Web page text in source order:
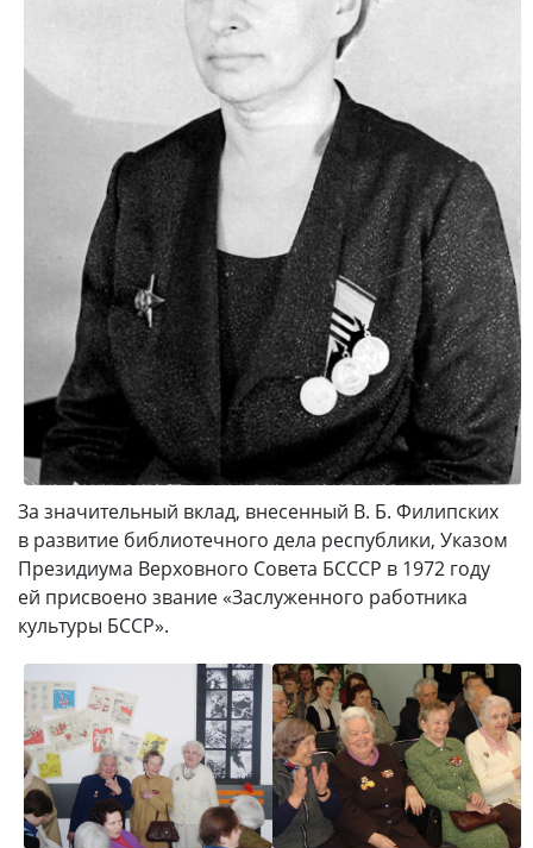
За значительный вклад, внесенный В. Б. Филипских
в развитие библиотечного дела республики, Указом
Президиума Верховного Совета БСССР в 1972 году
ей присвоено звание «Заслуженного работника
культуры БССР».